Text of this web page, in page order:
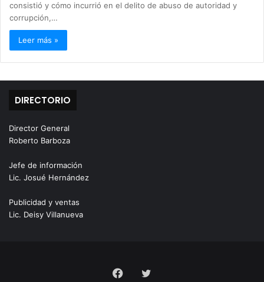
consistió y cómo incurrió en el delito de abuso de autoridad y
corrupción,…
Leer más »
DIRECTORIO
Director General
Roberto Barboza
Jefe de información
Lic. Josué Hernández
Publicidad y ventas
Lic. Deisy Villanueva
FacebookTwitter